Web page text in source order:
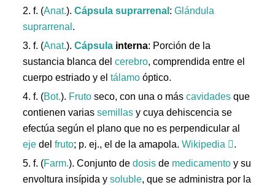
2. f. (Anat.).Cápsula suprarrenal :Glándula
suprarrenal .
3. f. (Anat.).Cápsula interna: Porción de la
sustancia blanca delcerebro, comprendida entre el
cuerpo estriado y eltálamo óptico.
4. f. (Bot.). Fruto seco, con una o máscavidades que
contienen variassemillas y cuya dehiscencia se
efectúa según el plano que no es perpendicular al
eje delfruto; p. ej., el de la amapola.Wikipedia
.
5. f. (Farm.). Conjunto dedosis de medicamento y su
envoltura insípida ysoluble, que se administra por la